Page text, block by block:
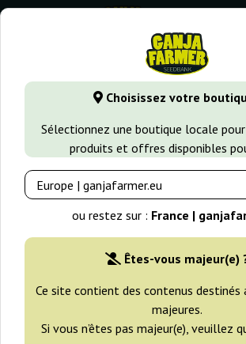
Choisissez votre
Sélectionnez une boutique locale
produits et offres disponibles
ou restez sur : France |
Êtes-vous majeur(e)
Ce site contient des contenus destinés
majeures.
Si vous n’êtes pas majeur(e), veuillez
GanjaFarmer.fr Types de Graines